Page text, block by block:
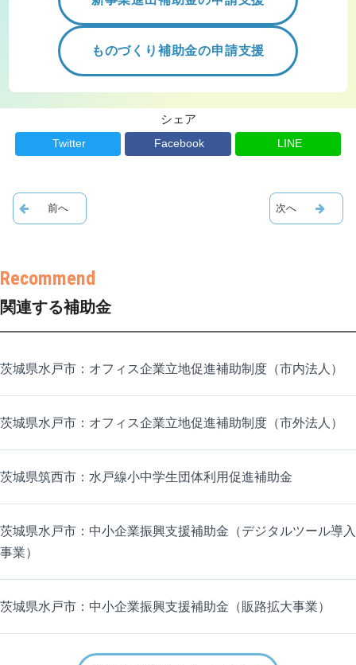
ものづくり補助金の申請支援
シェア
Twitter Facebook LINE
関連する補助金
茨城県水戸市：オフィス企業立地促進補助制度（市内法人）
茨城県水戸市：オフィス企業立地促進補助制度（市外法人）
茨城県筑西市：水戸線小中学生団体利用促進補助金
茨城県水戸市：中小企業振興支援補助金（デジタルツール導入
事業）
茨城県水戸市：中小企業振興支援補助金（販路拡大事業）